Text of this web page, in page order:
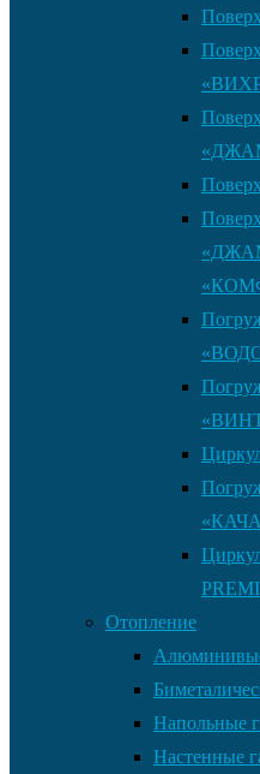
Отопление
Напольные
Настенные